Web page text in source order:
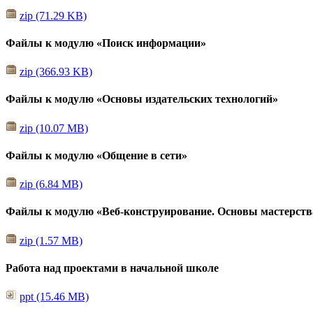
zip (71.29 KB)
Файлы к модулю «Поиск информации»
zip (366.93 KB)
Файлы к модулю «Основы издательских технологий»
zip (10.07 MB)
Файлы к модулю «Общение в сети»
zip (6.84 MB)
Файлы к модулю «Веб-конструирование. Основы
zip (1.57 MB)
Работа над проектами в начальной школе
ppt (15.46 MB)